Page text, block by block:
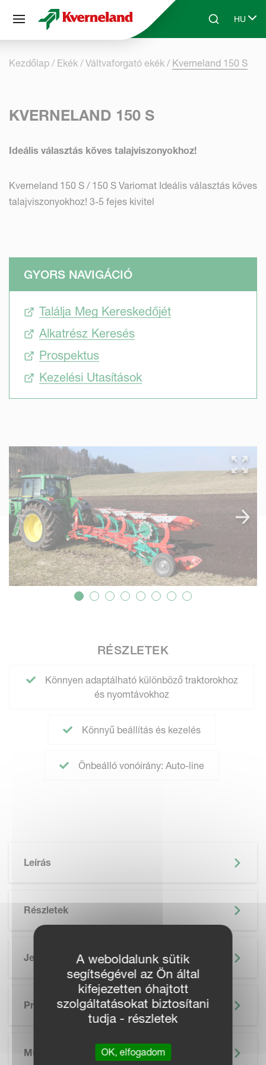
Skip to main contentSearchHU
Select
Kezdőlap Ekék Váltvaforgató ekék Kverneland 150 S
KVERNELAND 150 S
Ideális választás köves talajviszonyokhoz!
Kverneland 150 S / 150 S Variomat Ideális választás köves
talajviszonyokhoz! 3-5 fejes kivitel
GYORS NAVIGÁCIÓ
Találja Meg Kereskedőjét
Alkatrész Keresés
Prospektus
Kezelési Utasítások
RÉSZLETEK
Könnyen adaptálható különböző traktorokhoz
és nyomtávokhoz
Könnyű beállítás és kezelés
Önbeálló vonóirány: Auto-line
Leírás
Részletek
Jellemzők
Prospektus
SKIP BROCHURE
Műszaki Adatok
Süti preferenciák
A weboldalunk sütik
segítségével az Ön által
kifejezetten óhajtott
szolgáltatásokat biztosítani
tudja - részletek
OK, elfogadom